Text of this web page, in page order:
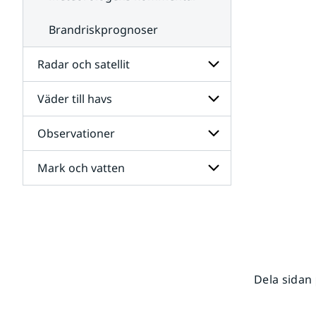
Brandriskprognoser
Radar och satellit
Undersidor
för
Radar
och
satellit
Väder till havs
Undersidor
för
Väder
till
havs
Observationer
Undersidor
för
Mark och vatten
Dela sidan